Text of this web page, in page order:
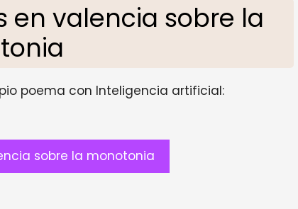
en valencia sobre la
poema con Inteligencia artificial:
sobre la monotonia